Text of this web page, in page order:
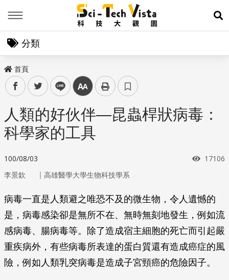
展
分類
首頁
facebooktwitter line 中
人類的好伙伴—昆蟲桿狀病毒：
科學家的工具
100/08/03 瀏覽次
17106
李景欽 ｜ 高雄醫學大學生物科技學系
病毒一直是人類避之唯恐不及的微生物，令人遺憾的
是，病毒感染卻是無所不在、無時無刻地發生，例如流
感病毒、腸病毒等。除了造成宿主細胞的死亡而引起嚴
重疾病外，有些病毒所表達的蛋白質還有造成癌症的風
險，例如人類乳突病毒是造成子宮頸癌的危險因子。